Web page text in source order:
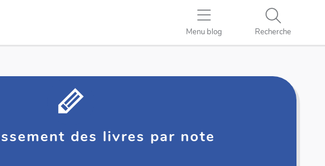
Menu blog Recherche
des livres par note